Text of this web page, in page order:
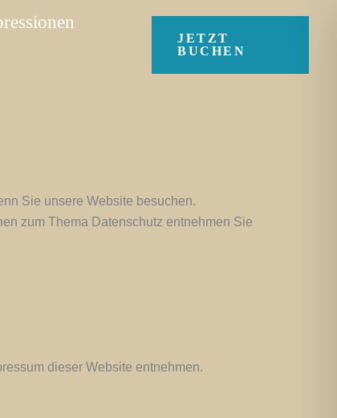
JETZT
BUCHEN
Sie unsere Website besuchen.
zum Thema Datenschutz entnehmen Sie
dieser Website entnehmen.